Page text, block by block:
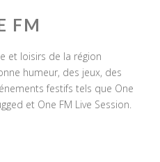
FM
et loisirs de la région
humeur, des jeux, des
festifs tels que One
et One FM Live Session.